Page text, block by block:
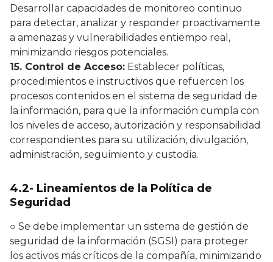
Desarrollar capacidades de monitoreo continuo
para detectar, analizar y responder proactivamente
a amenazas y vulnerabilidades entiempo real,
minimizando riesgos potenciales.
15. Control de Acceso: Establecer políticas,
procedimientos e instructivos que refuercen los
procesos contenidos en el sistema de seguridad de
la información, para que la información cumpla con
los niveles de acceso, autorización y responsabilidad
correspondientes para su utilización, divulgación,
administración, seguimiento y custodia.
4.2- Lineamientos de la Política de
Seguridad
○ Se debe implementar un sistema de gestión de
seguridad de la información (SGSI) para proteger
los activos más críticos de la compañía, minimizando